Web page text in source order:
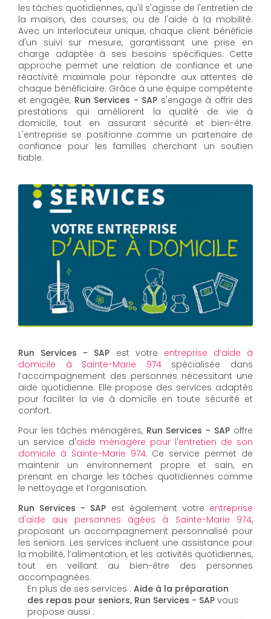
les tâches quotidiennes, qu'il s'agisse de l'entretien de
la maison, des courses, ou de l'aide à la mobilité.
Avec un interlocuteur unique, chaque client bénéficie
d'un suivi sur mesure, garantissant une prise en
charge adaptée à ses besoins spécifiques. Cette
approche permet une relation de confiance et une
réactivité maximale pour répondre aux attentes de
chaque bénéficiaire. Grâce à une équipe compétente
et engagée, Run Services - SAP s'engage à offrir des
prestations qui améliorent la qualité de vie à
domicile, tout en assurant sécurité et bien-être.
L'entreprise se positionne comme un partenaire de
confiance pour les familles cherchant un soutien
fiable.
Run Services - SAP est votre entreprise d’aide à
domicile à Sainte-Marie 974spécialisée dans
l’accompagnement des personnes nécessitant une
aide quotidienne. Elle propose des services adaptés
pour faciliter la vie à domicile en toute sécurité et
confort.
Pour les tâches ménagères, Run Services - SAP offre
un service d'aide ménagère pour l'entretien de son
domicile à Sainte-Marie 974. Ce service permet de
maintenir un environnement propre et sain, en
prenant en charge les tâches quotidiennes comme
le nettoyage et l’organisation.
Run Services - SAP est également votre entreprise
d'aide aux personnes âgées à Sainte-Marie 974,
proposant un accompagnement personnalisé pour
les seniors. Les services incluent une assistance pour
la mobilité, l’alimentation, et les activités quotidiennes,
tout en veillant au bien-être des personnes
accompagnées.
En plus de ses services : Aide à la préparation
des repas pour seniors, Run Services - SAP vous
propose aussi :